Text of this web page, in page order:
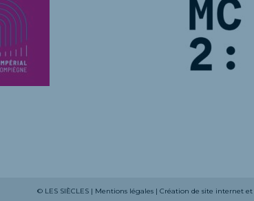
© LES SIÈCLES | Mentions légales| Création de site internetet